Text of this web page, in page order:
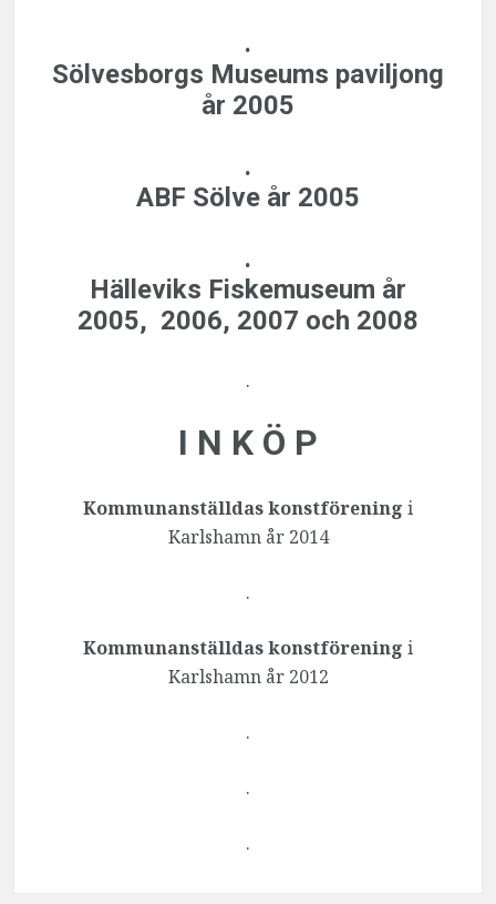
.
Sölvesborgs Museums paviljong
år 2005
.
ABF Sölve år 2005
.
Hälleviks Fiskemuseum år
2005, 2006, 2007 och 2008
.
I N K Ö P
Kommunanställdas konstförening i
Karlshamn år 2014
.
Kommunanställdas konstförening i
Karlshamn år 2012
.
.
.